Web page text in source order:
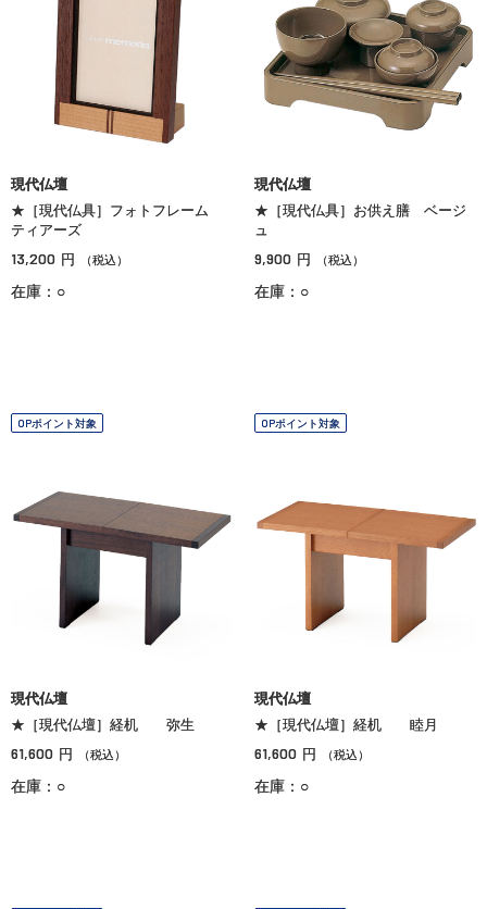
現代仏壇
★［現代仏具］フォトフレーム
ティアーズ
13,200 円 （税込）
在庫：○
現代仏壇
★［現代仏具］お供え膳 ベージ
ュ
9,900 円 （税込）
在庫：○
OPポイント対象
現代仏壇
★［現代仏壇］経机 弥生
61,600 円 （税込）
在庫：○
OPポイント対象
現代仏壇
★［現代仏壇］経机 睦月
61,600 円 （税込）
在庫：○